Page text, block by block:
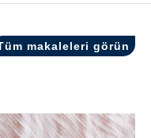
makaleleri görün